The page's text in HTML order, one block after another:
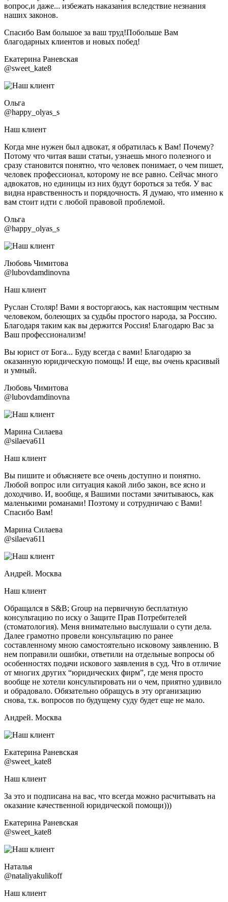
вопрос,и даже... избежать наказания вследствие незнания
наших законов.
Спасибо Вам большое за ваш труд!Побольше Вам
благодарных клиентов и новых побед!
Екатерина Раневская
@sweet_kate8
Ольга
@happy_olyas_s
Наш клиент
Когда мне нужен был адвокат, я обратилась к Вам! Почему?
Потому что читая ваши статьи, узнаешь много полезного и
сразу становится понятно, что человек понимает, о чем пишет,
человек профессионал, которому не все равно. Сейчас много
адвокатов, но единицы из них будут бороться за тебя. У вас
видна нравственность и порядочность. Я думаю, что именно к
вам стоит идти с любой правовой проблемой.
Ольга
@happy_olyas_s
Любовь Чимитова
@lubovdamdinovna
Наш клиент
Руслан Столяр! Вами я восторгаюсь, как настоящим честным
человеком, болеющих за судьбы простого народа, за Россию.
Благодаря таким как вы держится Россия! Благодарю Вас за
Ваш профессионализм!
Вы юрист от Бога... Буду всегда с вами! Благодарю за
оказанную юридическую помощь! И еще, вы очень красивый
и умный.
Любовь Чимитова
@lubovdamdinovna
Марина Силаева
@silaeva611
Наш клиент
Вы пишите и объясняете все очень доступно и понятно.
Любой вопрос или ситуация какой либо закон, все ясно и
доходчиво. И, вообще, я Вашими постами зачитываюсь, как
маленькими романами! Поэтому и сотрудничаю с Вами!
Спасибо Вам!
Марина Силаева
@silaeva611
Андрей. Москва
Наш клиент
Обращался в S&B; Group на первичную бесплатную
консультацию по иску о Защите Прав Потребителей
(стоматология). Меня внимательно выслушали о сути дела.
Далее грамотно провели консультацию по ранее
составленному мною самостоятельно исковому заявлению. В
нем поправили ошибки, ответили на отдельные вопросы об
особенностях подачи искового заявления в суд. Что в отличие
от многих других “юридических фирм”, где меня просто
вообще не хотели консультировать ни о чем, приятно удивило
и обрадовало. Обязательно обращусь в эту организацию
снова, т.к. вопросов по будущему суду будет еще не мало.
Андрей. Москва
Екатерина Раневская
@sweet_kate8
Наш клиент
За это и подписана на вас, что всегда можно расчитывать на
оказание качественной юридической помощи)))
Екатерина Раневская
@sweet_kate8
Наталья
@nataliyakulikoff
Наш клиент